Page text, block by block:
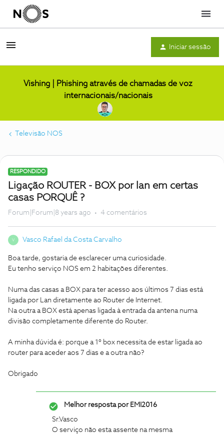
Menu
Iniciar sessão
Vishing | Phishing através de chamadas de voz
internacionais/nacionais
Televisão NOS
RESPONDIDO
Ligação ROUTER - BOX por lan em certas
casas PORQUÊ ?
Forum|Forum|8 years ago 4 comentários
V Vasco Rafael da Costa Carvalho
Boa tarde, gostaria de esclarecer uma curiosidade.
Eu tenho serviço NOS em 2 habitações diferentes.
Numa das casas a BOX para ter acesso aos últimos 7 dias está
ligada por Lan diretamente ao Router de Internet.
Na outra a BOX está apenas ligada à entrada da antena numa
divisão completamente diferente do Router.
A minha dúvida é: porque a 1º box necessita de estar ligada ao
router para aceder aos 7 dias e a outra não?
Obrigado
Melhor resposta porEMI2016
Sr.Vasco
O serviço não esta assente na mesma